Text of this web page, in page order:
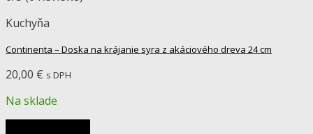
Kuchyňa
Continenta – Doska na krájanie syra z akáciového dreva 24 cm
20,00 € s DPH
Na sklade